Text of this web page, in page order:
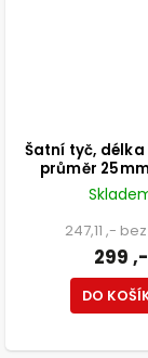
Šatní tyč, délka
průměr
247,11 ,-
299 ,-
DO